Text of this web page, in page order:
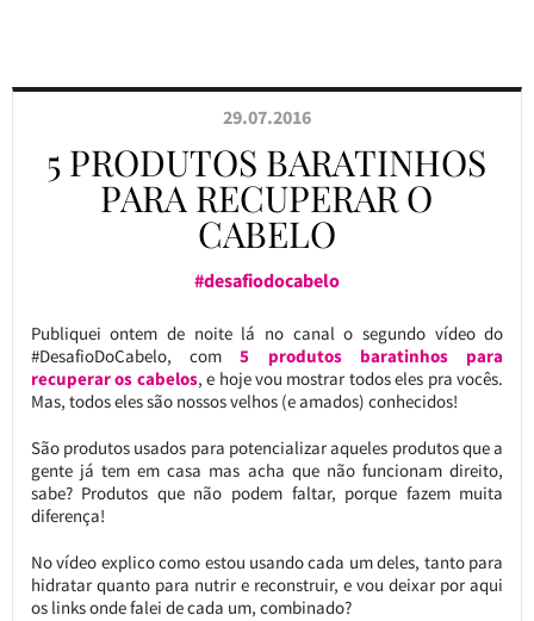
29.07.2016
5 PRODUTOS BARATINHOS
PARA RECUPERAR O
CABELO
#desafiodocabelo
Publiquei ontem de noite lá no canal o segundo vídeo do
#DesafioDoCabelo, com5 produtos baratinhos para
recuperar os cabelos, e hoje vou mostrar todos eles pra vocês.
Mas, todos eles são nossos velhos (e amados) conhecidos!
São produtos usados para potencializar aqueles produtos que a
gente já tem em casa mas acha que não funcionam direito,
sabe? Produtos que não podem faltar, porque fazem muita
diferença!
No vídeo explico como estou usando cada um deles, tanto para
hidratar quanto para nutrir e reconstruir, e vou deixar por aqui
os links onde falei de cada um, combinado?